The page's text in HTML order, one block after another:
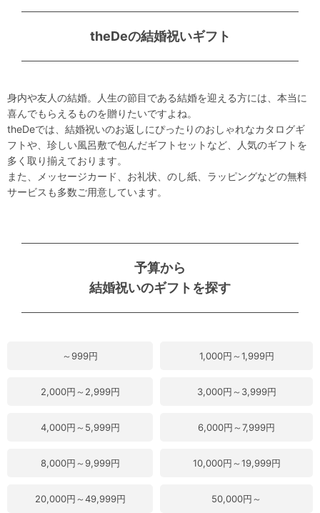
theDeの結婚祝いギフト
身内や友人の結婚。人生の節目である結婚を迎える方には、本当に
喜んでもらえるものを贈りたいですよね。
theDeでは、結婚祝いのお返しにぴったりのおしゃれなカタログギ
フトや、珍しい風呂敷で包んだギフトセットなど、人気のギフトを
多く取り揃えております。
また、メッセージカード、お礼状、のし紙、ラッピングなどの無料
サービスも多数ご用意しています。
予算から
結婚祝いのギフトを探す
～999円 1,000円～1,999円
2,000円～2,999円 3,000円～3,999円
4,000円～5,999円 6,000円～7,999円
8,000円～9,999円 10,000円～19,999円
20,000円～49,999円 50,000円～